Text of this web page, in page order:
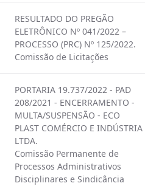
RESULTADO DO PREGÃO
ELETRÔNICO Nº 041/2022 –
PROCESSO (PRC) Nº 125/2022.
Comissão de Licitações
PORTARIA 19.737/2022 - PAD
208/2021 - ENCERRAMENTO -
MULTA/SUSPENSÃO - ECO
PLAST COMÉRCIO E INDÚSTRIA
LTDA.
Comissão Permanente de
Processos Administrativos
Disciplinares e Sindicância